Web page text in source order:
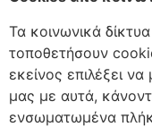
Τα κοινωνικά
τοποθετήσουν
εκείνος επιλέξει
μας με αυτά,
ενσωματωμένα